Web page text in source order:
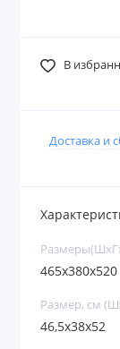
В
Доставка и
Размер, см
46,5х38х52